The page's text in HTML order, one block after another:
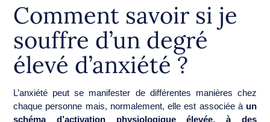
Comment savoir si je
souffre d’un degré
élevé d’anxiété ?
L’anxiété peut se manifester de différentes manières chez
chaque personne mais, normalement, elle est associée àun
schéma d’activation physiologique élevée, à des